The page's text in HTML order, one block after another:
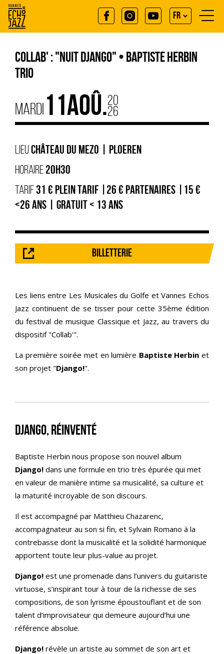
Aller
au
contenu
principal
FR
EN
Collab' : "Nuit Django" • Baptiste Herbin
trio
MARDI 11AOÛ.20
26
LIEUCHÂTEAU DU MEZO | PLOEREN
HORAIRE 20H30
TARIF31 € PLEIN TARIF |26 € PARTENAIRES |15 €
<26 ANS | GRATUIT < 13 ANS
BILLETTERIE
Les liens entre Les Musicales du Golfe et Vannes Echos
Jazz continuent de se tisser pour cette 35ème édition
du festival de musique Classique et Jazz, au travers du
dispositif "Collab'".
La première soirée met en lumière Baptiste Herbin et
son projet "Django!".
Django, réinventé
Baptiste Herbin nous propose son nouvel album
Django! dans une formule en trio très épurée qui met
en valeur de manière intime sa musicalité, sa culture et
la maturité incroyable de son discours.
Il est accompagné par Matthieu Chazarenc,
accompagnateur au son si fin, et Sylvain Romano à la
contrebasse dont la musicalité et la solidité harmonique
apportent toute leur plus-value au projet.
Django! est une promenade dans l’univers du guitariste
virtuose, s’inspirant tour à tour de la richesse de ses
compositions, de son lyrisme époustouflant et de son
talent d’improvisateur qui demeure aujourd’hui une
référence absolue.
Django! révèle un artiste au sommet de son art et